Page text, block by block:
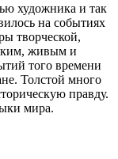
художника и так
на событиях
творческой,
живым и
того времени
Толстой много
правду.
мира.